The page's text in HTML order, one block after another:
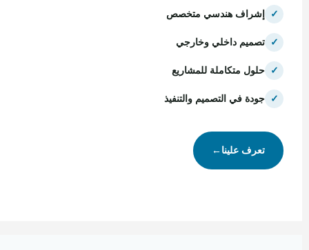
✓ إشراف هندسي متخصص
✓ تصميم داخلي وخارجي
✓ حلول متكاملة للمشاريع
✓ جودة في التصميم والتنفيذ
تعرف علينا←